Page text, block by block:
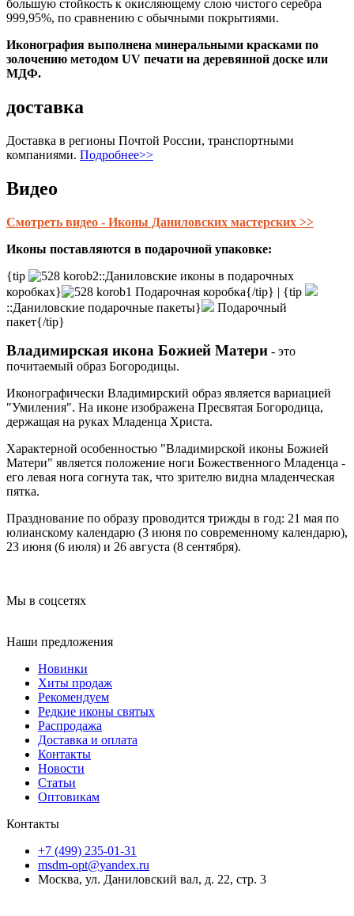
большую стойкость к окисляющему слою чистого серебра
999,95%, по сравнению с обычными покрытиями.
Иконография выполнена минеральными красками по
золочению методом UV печати на деревянной доске или
МДФ.
доставка
Доставка в регионы Почтой России, транспортными
компаниями. Подробнее>>
Видео
Смотреть видео - Иконы Даниловских мастерских >>
Иконы поставляются в подарочной упаковке:
{tip
::Даниловские иконы в подарочных
коробках}
Подарочная коробка{/tip} | {tip
::Даниловские подарочные пакеты}
Подарочный
пакет{/tip}
Владимирская икона Божией Матери - это
почитаемый образ Богородицы.
Иконографически Владимирский образ является вариацией
"Умиления". На иконе изображена Пресвятая Богородица,
держащая на руках Младенца Христа.
Характерной особенностью "Владимирской иконы Божией
Матери" является положение ноги Божественного Младенца -
его левая нога согнута так, что зрителю видна младенческая
пятка.
Празднование по образу проводится трижды в год: 21 мая по
юлианскому календарю (3 июня по современному календарю),
23 июня (6 июля) и 26 августа (8 сентября).
Мы в соцсетях
Наши предложения
Новинки
Хиты продаж
Рекомендуем
Редкие иконы святых
Распродажа
Доставка и оплата
Контакты
Новости
Статьи
Оптовикам
Контакты
+7 (499) 235-01-31
msdm-opt@yandex.ru
Москва, ул. Даниловский вал, д. 22, стр. 3